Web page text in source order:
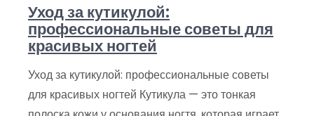
Уход за кутикулой:
профессиональные советы для
красивых ногтей
Уход за кутикулой: профессиональные советы
для красивых ногтей Кутикула — это тонкая